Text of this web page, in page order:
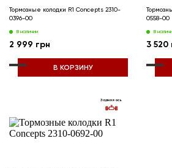
Тормозные колодки R1 Concepts 2310-
0396-00
В наличии
2 999 грн
В КОРЗИНУ
0558-00
В
3 520
Задняя ось